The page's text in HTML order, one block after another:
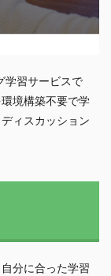
学習サービスで
境構築不要で学
ィスカッション
分に合った学習